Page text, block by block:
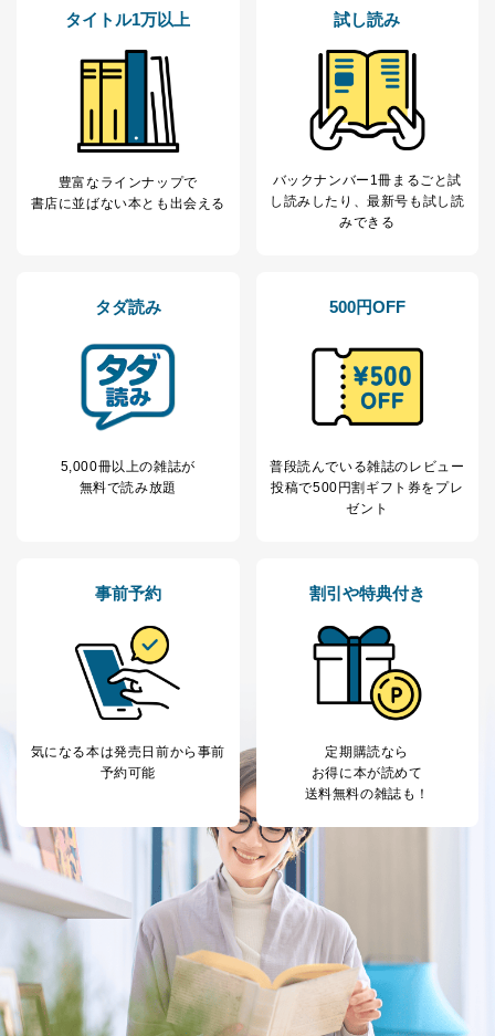
ステムに関するご相談及び苦情については以下までご連
適切、かつ迅速に対応させていただきます。
株式会社富士山マガジンサービス 個人情報問い合わせ
TEL：0570-200-223
e-mail： cs@fujisan.co.jp
個人情報の取扱いについて
１．個人情報保護管理者
当社は以下の個人情報保護管理者を設置し、個人情報保
護管理者の責任のもと、個人情報を取得・アクセス・利
東京都渋谷区南平台町16-11
当社が取り扱う開示対象個人情報の利用目的は次のとお
りです。
個人情報の種類 利用目的
の方の個人情報
商品代金回収のため
ｅメール等による商品、サービ
ス、キャンペーン等の広告の案内
のため
個人が特定できない形で取得した
閲覧履歴や購買履歴等の情報を分
析して、趣味・嗜好に
応じた新商品・サービスに関する
広告のため
2
当社にお問合わせ
いただいた方の個
お問い合わせ対応、トラブル対
処、オペレーター教育など応対品
質向上のため
カスタマーQ＆Aサイトの投稿内容
の確認のため
タイトル1万以上
豊富なラインナップで
書店に並ばない本とも出会える
試し読み
バックナンバー1冊まるごと試
し読み したり、最新号も試し読
みできる
タダ読み
5,000冊以上の雑誌が
無料で読み放題
500円OFF
普段読んでいる雑誌のレビュー
投稿で500円割ギフト券をプレ
ゼント
事前予約
気になる本は発売日前から事前
予約可能
割引や特典付き
定期購読なら
お得に本が読めて
送料無料の雑誌も！